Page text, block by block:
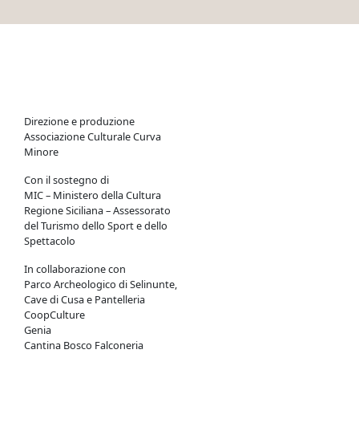
Direzione e produzione
Associazione Culturale Curva
Minore
Con il sostegno di
MIC – Ministero della Cultura
Regione Siciliana – Assessorato
del Turismo dello Sport e dello
Spettacolo
In collaborazione con
Parco Archeologico di Selinunte,
Cave di Cusa e Pantelleria
CoopCulture
Genia
Cantina Bosco Falconeria